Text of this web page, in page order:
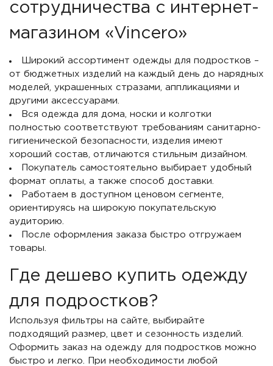
сотрудничества с интернет-
магазином «Vincero»
Широкий ассортимент одежды для подростков –
от бюджетных изделий на каждый день до нарядных
моделей, украшенных стразами, аппликациями и
другими аксессуарами.
Вся одежда для дома, носки и колготки
полностью соответствуют требованиям санитарно-
гигиенической безопасности, изделия имеют
хороший состав, отличаются стильным дизайном.
Покупатель самостоятельно выбирает удобный
формат оплаты, а также способ доставки.
Работаем в доступном ценовом сегменте,
ориентируясь на широкую покупательскую
аудиторию.
После оформления заказа быстро отгружаем
товары.
Где дешево купить одежду
для подростков?
Используя фильтры на сайте, выбирайте
подходящий размер, цвет и сезонность изделий.
Оформить заказ на одежду для подростков можно
быстро и легко. При необходимости любой